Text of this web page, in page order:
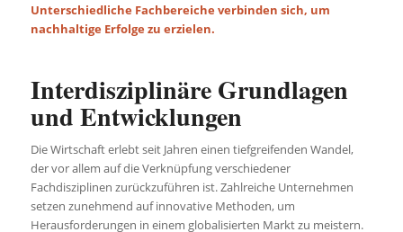
Unterschiedliche Fachbereiche verbinden sich, um
nachhaltige Erfolge zu erzielen.
Interdisziplinäre Grundlagen
und Entwicklungen
Die Wirtschaft erlebt seit Jahren einen tiefgreifenden Wandel,
der vor allem auf die Verknüpfung verschiedener
Fachdisziplinen zurückzuführen ist. Zahlreiche Unternehmen
setzen zunehmend auf innovative Methoden, um
Herausforderungen in einem globalisierten Markt zu meistern.